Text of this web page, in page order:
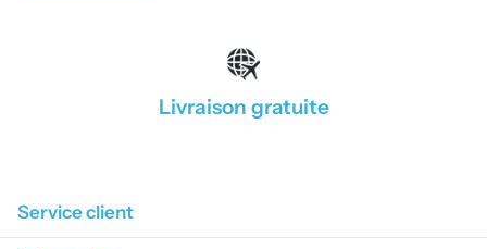
Livraison gratuite
Service client